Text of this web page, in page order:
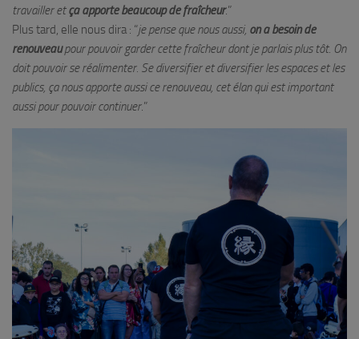
travailler etça apporte beaucoup de fraîcheur.”
Plus tard, elle nous dira : “je pense que nous aussi, on a besoin de
renouveaupour pouvoir garder cette fraîcheur dont je parlais plus tôt. On
doit pouvoir se réalimenter. Se diversifier et diversifier les espaces et les
publics, ça nous apporte aussi ce renouveau, cet élan qui est important
aussi pour pouvoir continuer.”